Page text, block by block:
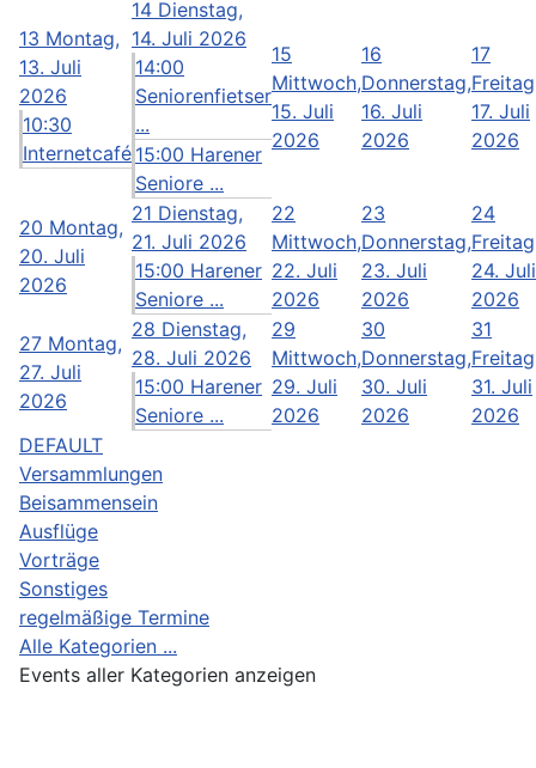
13 Montag,
13. Juli
2026
10:30
Internetcafé
14 Dienstag,
14. Juli 2026
14:00
Seniorenfietser
...
15:00 Harener
Seniore ...
15
Mittwoch,
15. Juli
2026
16
Donnerstag,
16. Juli
2026
17
17. Juli
2026
20 Montag,
20. Juli
2026
21 Dienstag,
21. Juli 2026
15:00 Harener
Seniore ...
22
Mittwoch,
22. Juli
2026
23
Donnerstag,
23. Juli
2026
24
24. Juli
2026
27 Montag,
27. Juli
2026
28 Dienstag,
28. Juli 2026
15:00 Harener
Seniore ...
29
Mittwoch,
29. Juli
2026
30
Donnerstag,
30. Juli
2026
31
31. Juli
2026
DEFAULT
Versammlungen
Beisammensein
Ausflüge
Vorträge
Sonstiges
regelmäßige Termine
Alle Kategorien ...
Events aller Kategorien anzeigen